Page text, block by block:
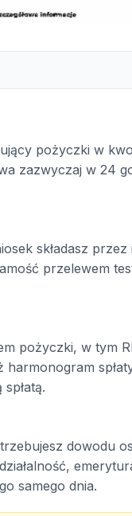
pożyczki w
zazwyczaj w 24
składasz
przelewem
pożyczki, w tym
harmonogram
dowodu
samego dnia.